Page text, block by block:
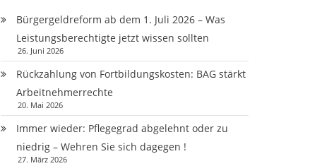
Bürgergeldreform ab dem 1. Juli 2026 – Was
Leistungsberechtigte jetzt wissen sollten
26. Juni 2026
Rückzahlung von Fortbildungskosten: BAG stärkt
Arbeitnehmerrechte
20. Mai 2026
Immer wieder: Pflegegrad abgelehnt oder zu
niedrig – Wehren Sie sich dagegen !
27. März 2026